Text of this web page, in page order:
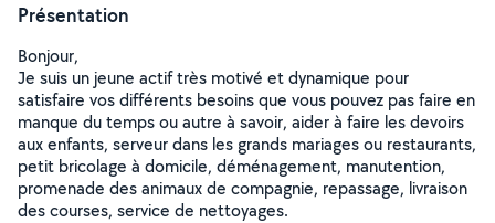
Présentation
Bonjour,
Je suis un jeune actif très motivé et dynamique pour
satisfaire vos différents besoins que vous pouvez pas faire en
manque du temps ou autre à savoir, aider à faire les devoirs
aux enfants, serveur dans les grands mariages ou restaurants,
petit bricolage à domicile, déménagement, manutention,
promenade des animaux de compagnie, repassage, livraison
des courses, service de nettoyages.